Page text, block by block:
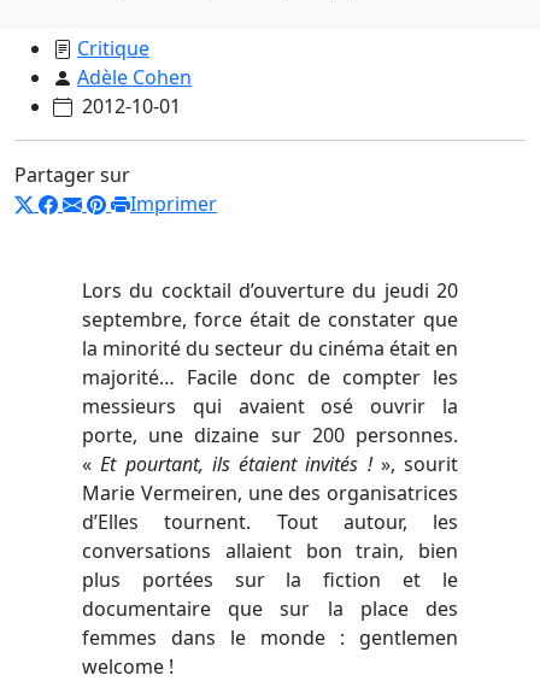
Critique
Adèle Cohen
2012-10-01
Partager sur
Imprimer
Lors du cocktail d’ouverture du jeudi 20
septembre, force était de constater que
la minorité du secteur du cinéma était en
majorité… Facile donc de compter les
messieurs qui avaient osé ouvrir la
porte, une dizaine sur 200 personnes.
«Et pourtant, ils étaient invités !», sourit
Marie Vermeiren, une des organisatrices
d’Elles tournent. Tout autour, les
conversations allaient bon train, bien
plus portées sur la fiction et le
documentaire que sur la place des
femmes dans le monde : gentlemen
welcome !